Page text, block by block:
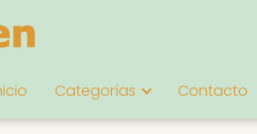
Categorías Contacto